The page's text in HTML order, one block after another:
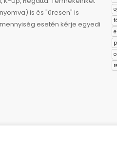
is és "üresen" is
esetén kérje egyedi